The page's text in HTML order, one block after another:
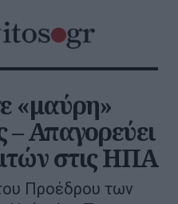
«μαύρη»
– Απαγορεύει
στις ΗΠΑ
Προέδρου των